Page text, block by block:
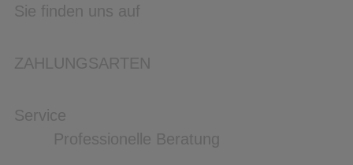
Sie finden uns auf
ZAHLUNGSARTEN
Service
Professionelle Beratung